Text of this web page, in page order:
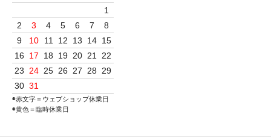
1
2
3 4 5 6 7
8
9
10 11 12 13 14 15
16
17 18 19 20 21
22
23
24 25 26 27 28
29
30 31
◉赤文字＝ウェブショップ休業日
◉黄色＝臨時休業日